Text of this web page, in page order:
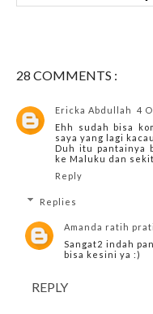
28 COMMENTS :
Ericka Abdullah
4
Ehh sudah bisa
saya yang lagi
Duh itu pantainya
ke Maluku dan
Reply
Replies
Amanda ratih
Sangat2 indah
bisa kesini ya :)
REPLY